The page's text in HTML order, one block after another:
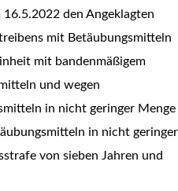
den Angeklagten
mit Betäubungsmitteln
mit bandenmäßigem
und wegen
in nicht geringer Menge
in nicht geringer
von sieben Jahren und